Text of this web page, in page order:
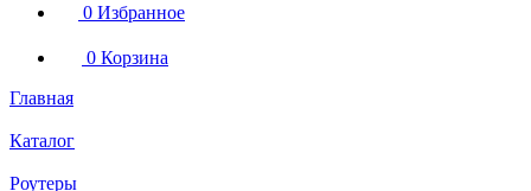
0 Избранное
0 Корзина
Главная
Каталог
Роутеры